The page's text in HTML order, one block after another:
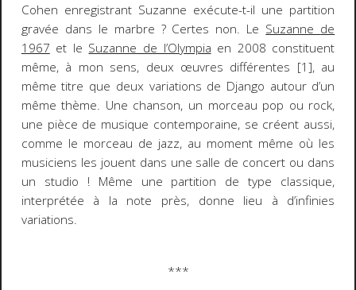
Cohen enregistrant Suzanne exécute-t-il une partition
gravée dans le marbre ? Certes non. Le Suzanne de
1967 et le Suzanne de l’Olympia en 2008 constituent
même, à mon sens, deux œuvres différentes [1], au
même titre que deux variations de Django autour d’un
même thème. Une chanson, un morceau pop ou rock,
une pièce de musique contemporaine, se créent aussi,
comme le morceau de jazz, au moment même où les
musiciens les jouent dans une salle de concert ou dans
un studio ! Même une partition de type classique,
interprétée à la note près, donne lieu à d’infinies
variations.
***